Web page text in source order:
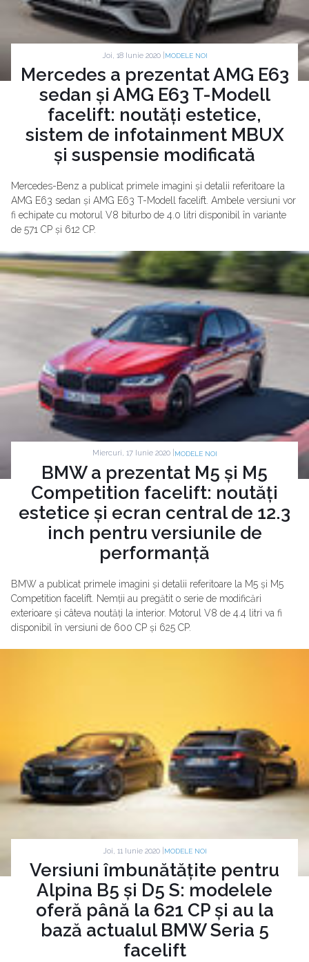
Joi, 18 Iunie 2020 | MODELE NOI
Mercedes a prezentat AMG E63
sedan și AMG E63 T-Modell
facelift: noutăți estetice,
sistem de infotainment MBUX
și suspensie modificată
Mercedes-Benz a publicat primele imagini și detalii referitoare la
AMG E63 sedan și AMG E63 T-Modell facelift. Ambele versiuni vor
fi echipate cu motorul V8 biturbo de 4.0 litri disponibil în variante
de 571 CP și 612 CP.
Miercuri, 17 Iunie 2020 | MODELE NOI
BMW a prezentat M5 și M5
Competition facelift: noutăți
estetice și ecran central de 12.3
inch pentru versiunile de
performanță
BMW a publicat primele imagini și detalii referitoare la M5 și M5
Competition facelift. Nemții au pregătit o serie de modificări
exterioare și câteva noutăți la interior. Motorul V8 de 4.4 litri va fi
disponibil în versiuni de 600 CP și 625 CP.
Joi, 11 Iunie 2020 | MODELE NOI
Versiuni îmbunătățite pentru
Alpina B5 și D5 S: modelele
oferă până la 621 CP și au la
bază actualul BMW Seria 5
facelift